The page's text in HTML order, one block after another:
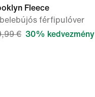
Fleece
férfipulóver
€ 30% kedvezmény